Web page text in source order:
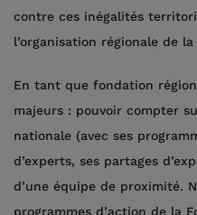
contre ces inégalités
l’organisation régionale de
En tant que fondation
majeurs : pouvoir compter
nationale (avec ses
d’experts, ses partages
d’une équipe de proximité.
programmes d’action de la